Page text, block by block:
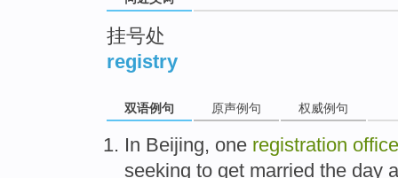
挂号处
registry
双语例句 原声例句 权威例句
In Beijing, one registration office
seeking to get married the day